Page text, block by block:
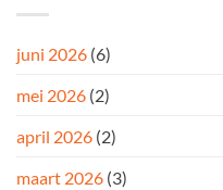
juni 2026 (6)
mei 2026 (2)
april 2026 (2)
maart 2026 (3)